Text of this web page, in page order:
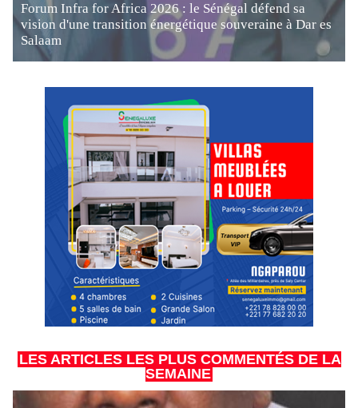
Forum Infra for Africa 2026 : le Sénégal défend sa
vision d'une transition énergétique souveraine à Dar es
Salaam
LES ARTICLES LES PLUS COMMENTÉS DE LA
SEMAINE